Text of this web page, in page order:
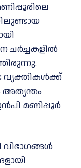
വ്യക്തികൾക്ക്
മണിപ്പൂർ